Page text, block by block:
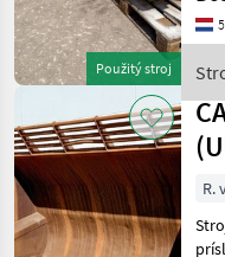
Použitý stroj
R.